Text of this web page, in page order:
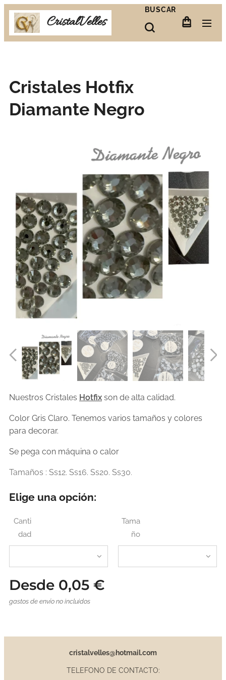
CristalVelles
BUSCAR
Cristales Hotfix
Diamante Negro
Nuestros Cristales Hotfix son de alta calidad.
Color Gris Claro. Tenemos varios tamaños y colores
para decorar.
Se pega con máquina o calor
Tamaños : Ss12. Ss16. Ss20. Ss30.
Elige una opción:
Canti
dad
Tama
ño
Desde 0,05 €
gastos de envío no incluidos
cristalvelles@hotmail.com
TELEFONO DE CONTACTO: